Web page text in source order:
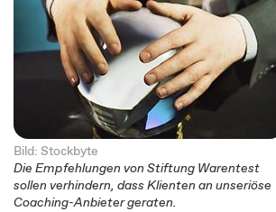
Bild: Stockbyte
Die Empfehlungen von Stiftung Warentest
sollen verhindern, dass Klienten an unseriöse
Coaching-Anbieter geraten.